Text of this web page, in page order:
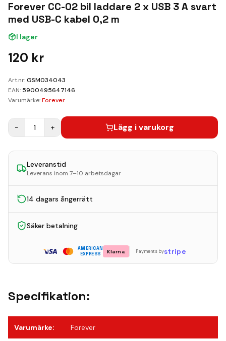
Kundvagn
Boka Reparation
Forever CC-02 bil laddare 2 x USB 3 A svart
med USB-C kabel 0,2 m
I lager
120 kr
Art.nr:GSM034043
EAN: 5900495647146
Varumärke:Forever
− 1 + Lägg i varukorg
Leveranstid
Leverans inom 7–10 arbetsdagar
14 dagars ångerrätt
Säker betalning
AMERICAN
EXPRESS
Klarna Payments bystripe
Specifikation:
Varumärke: Forever